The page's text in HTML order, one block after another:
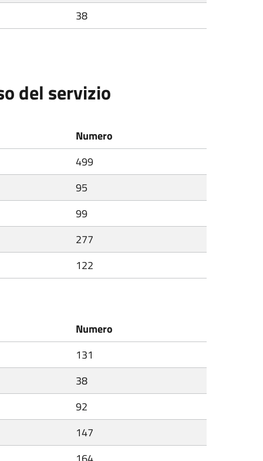
38
del servizio
Numero
499
95
99
277
122
Numero
131
38
92
147